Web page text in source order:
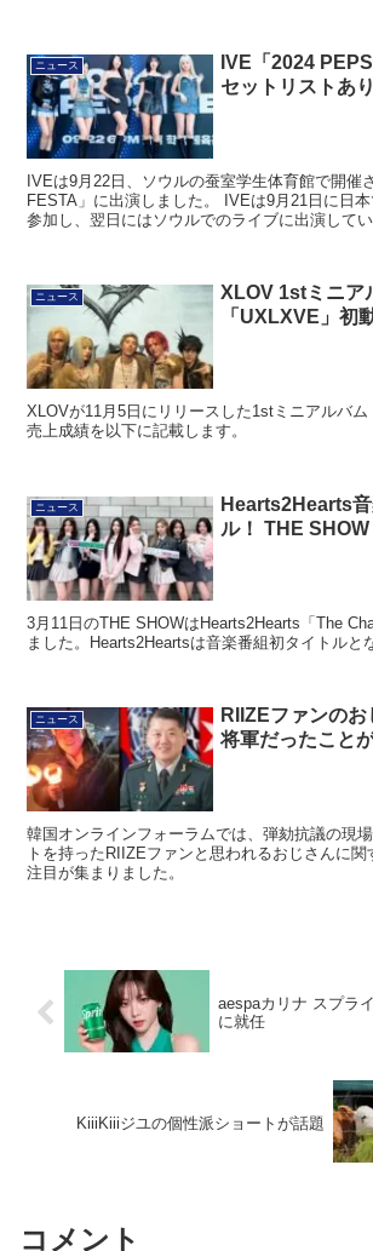
ニュース
IVE「2024
セットリストあり
IVEは9月22日、ソウルの蚕室学生体育館で開催
FESTA」に出演しました。 IVEは9月21日に日
参加し、翌日にはソウルでのライブに出演してい
ニュース
XLOV 1stミニア
「UXLXVE」初
XLOVが11月5日にリリースした1stミニアルバ
売上成績を以下に記載します。
ニュース
Hearts2Hearts
ル！ THE SHOW
3月11日のTHE SHOWはHearts2Hearts「The
ました。Hearts2Heartsは音楽番組初タイトルと
ニュース
RIIZEファンの
将軍だったこと
韓国オンラインフォーラムでは、弾劾抗議の現
トを持ったRIIZEファンと思われるおじさんに
注目が集まりました。
aespaカリナ スプラ
に就任
KiiiKiiiジユの個性派ショートが話題
コメント